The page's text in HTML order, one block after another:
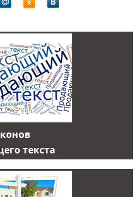
текста